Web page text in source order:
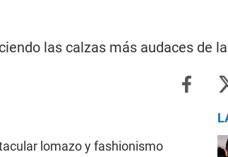
las calzas más audaces de
lomazo y fashionismo